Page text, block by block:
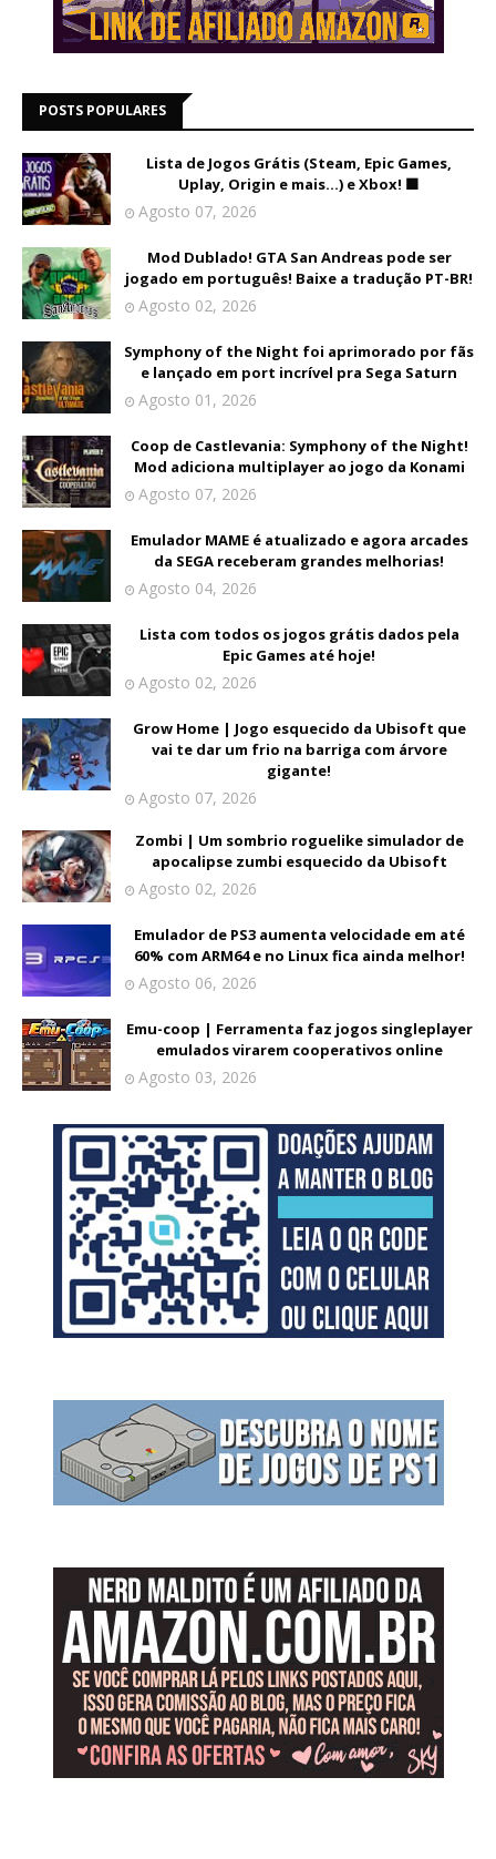
POSTS POPULARES
Lista de Jogos Grátis (Steam, Epic Games,
Uplay, Origin e mais...) e Xbox! 🟩
Agosto 07, 2026
Mod Dublado! GTA San Andreas pode ser
jogado em português! Baixe a tradução PT-BR!
Agosto 02, 2026
Symphony of the Night foi aprimorado por fãs
e lançado em port incrível pra Sega Saturn
Agosto 01, 2026
Coop de Castlevania: Symphony of the Night!
Mod adiciona multiplayer ao jogo da Konami
Agosto 07, 2026
Emulador MAME é atualizado e agora arcades
da SEGA receberam grandes melhorias!
Agosto 04, 2026
Lista com todos os jogos grátis dados pela
Epic Games até hoje!
Agosto 02, 2026
Grow Home | Jogo esquecido da Ubisoft que
vai te dar um frio na barriga com árvore
gigante!
Agosto 07, 2026
Zombi | Um sombrio roguelike simulador de
apocalipse zumbi esquecido da Ubisoft
Agosto 02, 2026
Emulador de PS3 aumenta velocidade em até
60% com ARM64 e no Linux fica ainda melhor!
Agosto 06, 2026
Emu-coop | Ferramenta faz jogos singleplayer
emulados virarem cooperativos online
Agosto 03, 2026